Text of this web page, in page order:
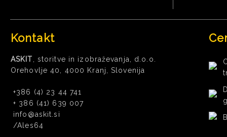
Kontakt
ASKIT, storitve in izobraževanja, d.o.o.
Orehovlje 40, 4000 Kranj, Slovenija
+386 (4) 23 44 741
+ 386 (41) 639 007
info@askit.si
/Ales64